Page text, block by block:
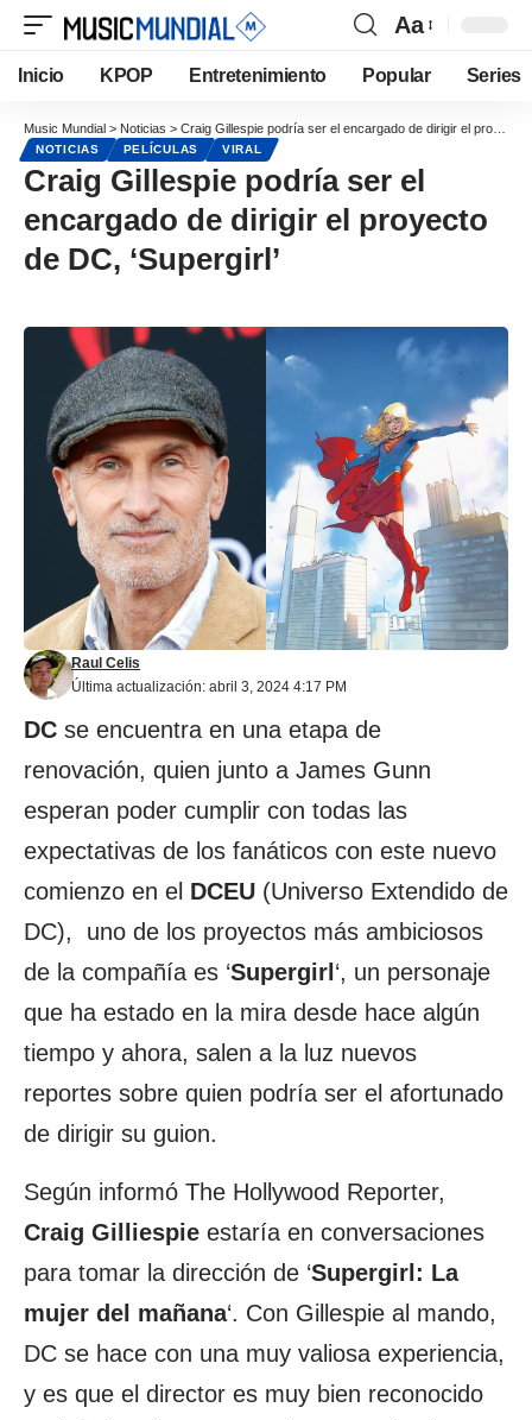
Aa
Inicio KPOP Entretenimiento Popular Series
Music Mundial > Noticias > Craig Gillespie podría ser el encargado de dirigir el proyecto de DC, ‘Supergirl’
NOTICIAS PELÍCULAS VIRAL
Craig Gillespie podría ser el
encargado de dirigir el proyecto
de DC, ‘Supergirl’
Última actualización: abril 3, 2024 4:17 PM
Raul Celis
DC se encuentra en una etapa de
renovación, quien junto a James Gunn
esperan poder cumplir con todas las
expectativas de los fanáticos con este nuevo
comienzo en el DCEU (Universo Extendido de
DC), uno de los proyectos más ambiciosos
de la compañía es ‘Supergirl ‘, un personaje
que ha estado en la mira desde hace algún
tiempo y ahora, salen a la luz nuevos
reportes sobre quien podría ser el afortunado
de dirigir su guion.
Según informó The Hollywood Reporter,
Craig Gilliespie estaría en conversaciones
para tomar la dirección de ‘Supergirl: La
mujer del mañana‘. Con Gillespie al mando,
DC se hace con una muy valiosa experiencia,
y es que el director es muy bien reconocido